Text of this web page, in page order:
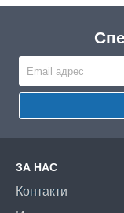
ЗА НАС
Контакти